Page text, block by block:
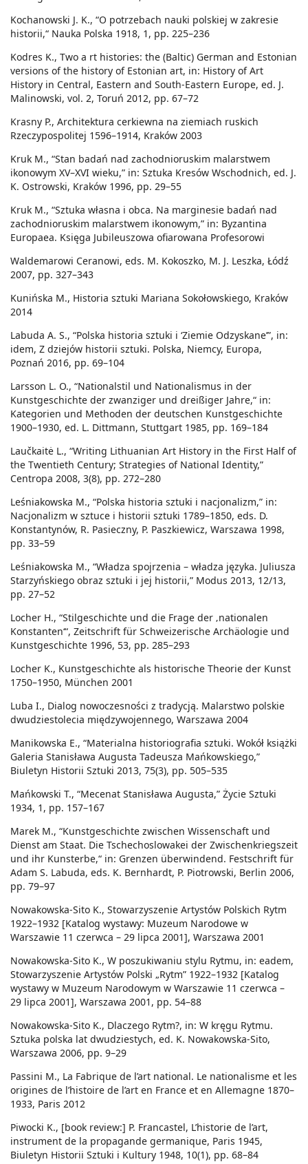
Kochanowski J. K., “O potrzebach nauki polskiej w zakresie
historii,“ Nauka Polska 1918, 1, pp. 225–236
Kodres K., Two a rt histories: the (Baltic) German and Estonian
versions of the history of Estonian art, in: History of Art
History in Central, Eastern and South-Eastern Europe, ed. J.
Malinowski, vol. 2, Toruń 2012, pp. 67–72
Krasny P., Architektura cerkiewna na ziemiach ruskich
Rzeczypospolitej 1596–1914, Kraków 2003
Kruk M., “Stan badań nad zachodnioruskim malarstwem
ikonowym XV–XVI wieku,” in: Sztuka Kresów Wschodnich, ed. J.
K. Ostrowski, Kraków 1996, pp. 29–55
Kruk M., “Sztuka własna i obca. Na marginesie badań nad
zachodnioruskim malarstwem ikonowym,” in: Byzantina
Europaea. Księga Jubileuszowa ofiarowana Profesorowi
Waldemarowi Ceranowi, eds. M. Kokoszko, M. J. Leszka, Łódź
2007, pp. 327–343
Kunińska M., Historia sztuki Mariana Sokołowskiego, Kraków
2014
Labuda A. S., “Polska historia sztuki i ‘Ziemie Odzyskane’”, in:
idem, Z dziejów historii sztuki. Polska, Niemcy, Europa,
Poznań 2016, pp. 69–104
Larsson L. O., “Nationalstil und Nationalismus in der
Kunstgeschichte der zwanziger und dreißiger Jahre,“ in:
Kategorien und Methoden der deutschen Kunstgeschichte
1900–1930, ed. L. Dittmann, Stuttgart 1985, pp. 169–184
Laučkaitė L., “Writing Lithuanian Art History in the First Half of
the Twentieth Century; Strategies of National Identity,”
Centropa 2008, 3(8), pp. 272–280
Leśniakowska M., “Polska historia sztuki i nacjonalizm,” in:
Nacjonalizm w sztuce i historii sztuki 1789–1850, eds. D.
Konstantynów, R. Pasieczny, P. Paszkiewicz, Warszawa 1998,
pp. 33–59
Leśniakowska M., “Władza spojrzenia – władza języka. Juliusza
Starzyńskiego obraz sztuki i jej historii,” Modus 2013, 12/13,
pp. 27–52
Locher H., “Stilgeschichte und die Frage der ‚nationalen
Konstanten‘“, Zeitschrift für Schweizerische Archäologie und
Kunstgeschichte 1996, 53, pp. 285–293
Locher K., Kunstgeschichte als historische Theorie der Kunst
1750–1950, München 2001
Luba I., Dialog nowoczesności z tradycją. Malarstwo polskie
dwudziestolecia międzywojennego, Warszawa 2004
Manikowska E., “Materialna historiografia sztuki. Wokół książki
Galeria Stanisława Augusta Tadeusza Mańkowskiego,”
Biuletyn Historii Sztuki 2013, 75(3), pp. 505–535
Mańkowski T., “Mecenat Stanisława Augusta,” Życie Sztuki
1934, 1, pp. 157–167
Marek M., “Kunstgeschichte zwischen Wissenschaft und
Dienst am Staat. Die Tschechoslowakei der Zwischenkriegszeit
und ihr Kunsterbe,“ in: Grenzen überwindend. Festschrift für
Adam S. Labuda, eds. K. Bernhardt, P. Piotrowski, Berlin 2006,
pp. 79–97
Nowakowska-Sito K., Stowarzyszenie Artystów Polskich Rytm
1922–1932 [Katalog wystawy: Muzeum Narodowe w
Warszawie 11 czerwca – 29 lipca 2001], Warszawa 2001
Nowakowska-Sito K., W poszukiwaniu stylu Rytmu, in: eadem,
Stowarzyszenie Artystów Polski „Rytm” 1922–1932 [Katalog
wystawy w Muzeum Narodowym w Warszawie 11 czerwca –
29 lipca 2001], Warszawa 2001, pp. 54–88
Nowakowska-Sito K., Dlaczego Rytm?, in: W kręgu Rytmu.
Sztuka polska lat dwudziestych, ed. K. Nowakowska-Sito,
Warszawa 2006, pp. 9–29
Passini M., La Fabrique de l’art national. Le nationalisme et les
origines de l’histoire de l’art en France et en Allemagne 1870–
1933, Paris 2012
Piwocki K., [book review:] P. Francastel, L’historie de l’art,
instrument de la propagande germanique, Paris 1945,
Biuletyn Historii Sztuki i Kultury 1948, 10(1), pp. 68–84